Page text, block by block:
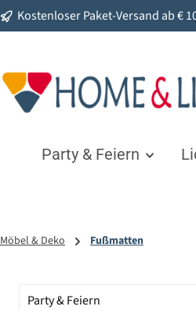
Zur Hauptnavigation
Kostenloser Paket-Versand ab €
Party & Feiern
Möbel & Deko Fußmatten
Party & Feiern